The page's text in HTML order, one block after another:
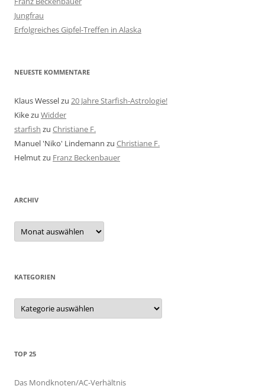
Jungfrau
Erfolgreiches Gipfel-Treffen in Alaska
NEUESTE KOMMENTARE
Klaus Wesselzu 20 Jahre Starfish-Astrologie!
Kikezu Widder
starfish zu Christiane F.
Manuel 'Niko' Lindemann zu Christiane F.
Helmutzu Franz Beckenbauer
ARCHIV
Archiv
KATEGORIEN
Kategorien
TOP 25
Das Mondknoten/AC-Verhältnis